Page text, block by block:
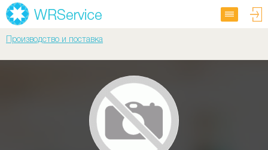
Производство и поставка